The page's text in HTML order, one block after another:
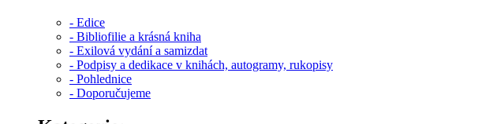
- Edice
- Bibliofilie a krásná kniha
- Exilová vydání a samizdat
- Podpisy a dedikace v knihách, autogramy, rukopisy
- Pohlednice
- Doporučujeme